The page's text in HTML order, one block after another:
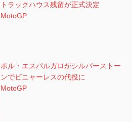
トラックハウス残留が正式決定
MotoGP
ポル・エスパルガロがシルバーストー
ンでビニャーレスの代役に
MotoGP